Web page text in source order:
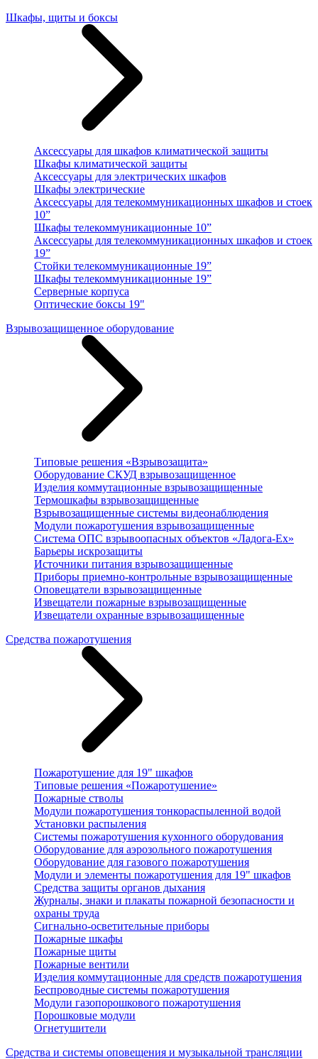
Шкафы, щиты и боксы
Аксессуары для шкафов климатической защиты
Шкафы климатической защиты
Аксессуары для электрических шкафов
Шкафы электрические
Аксессуары для телекоммуникационных шкафов и стоек
10”
Шкафы телекоммуникационные 10”
Аксессуары для телекоммуникационных шкафов и стоек
19”
Стойки телекоммуникационные 19”
Шкафы телекоммуникационные 19”
Серверные корпуса
Оптические боксы 19"
Взрывозащищенное оборудование
Типовые решения «Взрывозащита»
Оборудование СКУД взрывозащищенное
Изделия коммутационные взрывозащищенные
Термошкафы взрывозащищенные
Взрывозащищенные системы видеонаблюдения
Модули пожаротушения взрывозащищенные
Система ОПС взрывоопасных объектов «Ладога-Ex»
Барьеры искрозащиты
Источники питания взрывозащищенные
Приборы приемно-контрольные взрывозащищенные
Оповещатели взрывозащищенные
Извещатели пожарные взрывозащищенные
Извещатели охранные взрывозащищенные
Средства пожаротушения
Пожаротушение для 19" шкафов
Типовые решения «Пожаротушение»
Пожарные стволы
Модули пожаротушения тонкораспыленной водой
Установки распыления
Системы пожаротушения кухонного оборудования
Оборудование для аэрозольного пожаротушения
Оборудование для газового пожаротушения
Модули и элементы пожаротушения для 19" шкафов
Средства защиты органов дыхания
Журналы, знаки и плакаты пожарной безопасности и
охраны труда
Сигнально-осветительные приборы
Пожарные шкафы
Пожарные щиты
Пожарные вентили
Изделия коммутационные для средств пожаротушения
Беспроводные системы пожаротушения
Модули газопорошкового пожаротушения
Порошковые модули
Огнетушители
Средства и системы оповещения и музыкальной трансляции